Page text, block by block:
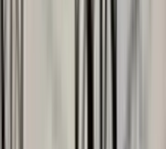
অবৈধ